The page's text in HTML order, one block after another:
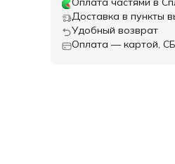
Доставка в пункты
Удобный возврат
Оплата — картой,